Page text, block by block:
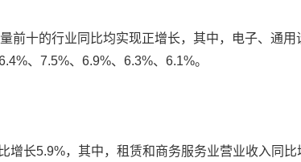
十的行业同比均实现正增长，其中，电子、通用
、7.5%、6.9%、6.3%、6.1%。
长5.9%，其中，租赁和商务服务业营业收入同比